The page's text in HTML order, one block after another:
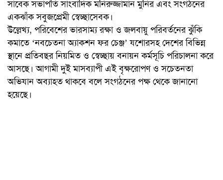
সাবেক সভাপতি সাংবাদিক মনিরুজ্জামান মুনির এবং সংগঠনের
একঝাঁক সবুজপ্রেমী স্বেচ্ছাসেবক।
উল্লেখ্য, পরিবেশের ভারসাম্য রক্ষা ও জলবায়ু পরিবর্তনের ঝুঁকি
কমাতে ‘নবচেতনা অ্যাকশন ফর চেঞ্জ’ যশোরসহ দেশের বিভিন্ন
স্থানে প্রতিবছর নিয়মিত ও স্বেচ্ছায় বনায়ন কর্মসূচি পরিচালনা করে
আসছে। আগামী দুই মাসব্যাপী এই বৃক্ষরোপণ ও সচেতনতা
অভিযান অব্যাহত থাকবে বলে সংগঠনের পক্ষ থেকে জানানো
হয়েছে।